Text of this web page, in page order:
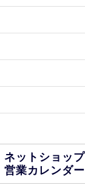
ネットショップ
営業カレンダー